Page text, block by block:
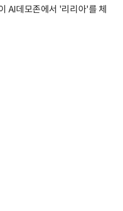
AI데모존에서 '리리아'를 체